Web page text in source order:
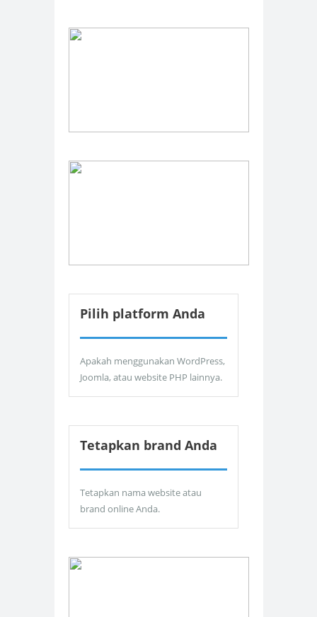
Pilih platform Anda
Apakah menggunakan WordPress,
Joomla, atau website PHP lainnya.
Tetapkan brand Anda
Tetapkan nama website atau
brand online Anda.